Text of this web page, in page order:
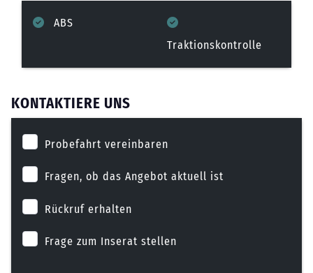
ABS
Traktionskontrolle
KONTAKTIERE UNS
Probefahrt vereinbaren
Fragen, ob das Angebot aktuell ist
Rückruf erhalten
Frage zum Inserat stellen